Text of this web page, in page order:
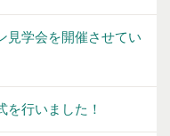
見学会を開催させてい
を行いました！